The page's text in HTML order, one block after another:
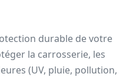
durable de votre
la carrosserie, les
(UV, pluie, pollution,